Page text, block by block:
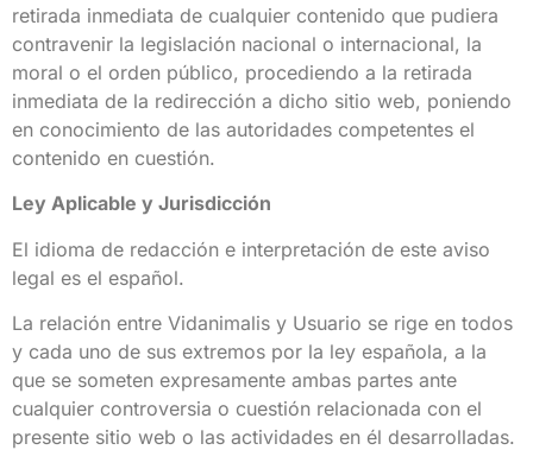
retirada inmediata de cualquier contenido que pudiera
contravenir la legislación nacional o internacional, la
moral o el orden público, procediendo a la retirada
inmediata de la redirección a dicho sitio web, poniendo
en conocimiento de las autoridades competentes el
contenido en cuestión.
Ley Aplicable y Jurisdicción
El idioma de redacción e interpretación de este aviso
legal es el español.
La relación entre Vidanimalis y Usuario se rige en todos
y cada uno de sus extremos por la ley española, a la
que se someten expresamente ambas partes ante
cualquier controversia o cuestión relacionada con el
presente sitio web o las actividades en él desarrolladas.